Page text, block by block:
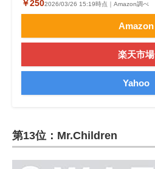
￥2502026/03/26 15:19時点｜Amazon調べ
Amazon
楽天市場
Yahoo
第13位：Mr.Children